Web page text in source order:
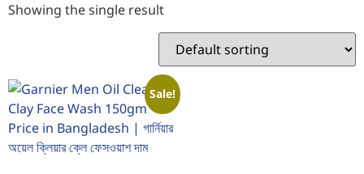
Showing the single result
Sale!